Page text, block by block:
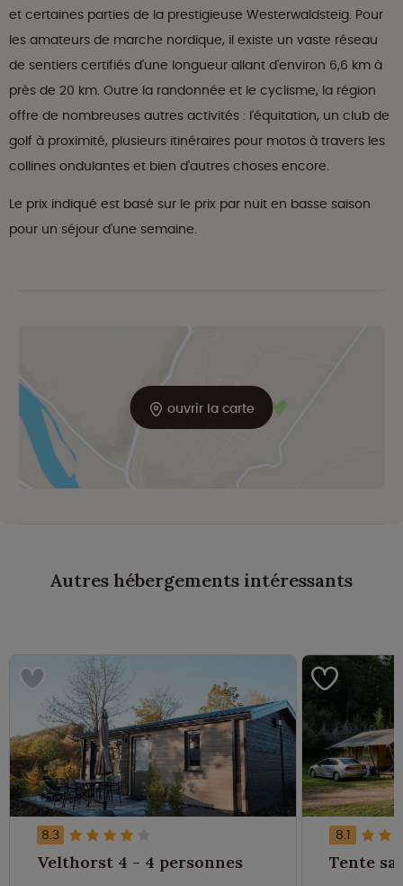
et certaines parties de la prestigieuse Westerwaldsteig. Pour
les amateurs de marche nordique, il existe un vaste réseau
de sentiers certifiés d'une longueur allant d'environ 6,6 km à
près de 20 km. Outre la randonnée et le cyclisme, la région
offre de nombreuses autres activités : l'équitation, un club de
golf à proximité, plusieurs itinéraires pour motos à travers les
collines ondulantes et bien d'autres choses encore.
Le prix indiqué est basé sur le prix par nuit en basse saison
pour un séjour d'une semaine.
ouvrir la carte
Autres hébergements intéressants
8.3
Velthorst 4 - 4 personnes
8.1